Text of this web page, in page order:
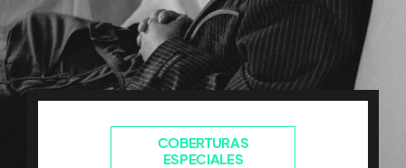
COBERTURAS
ESPECIALES